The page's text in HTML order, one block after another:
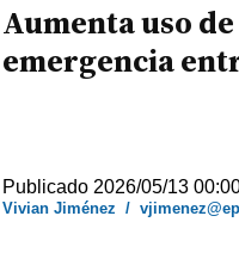
Aumenta uso
emergencia
Publicado 2026/05/13
Vivian Jiménez /